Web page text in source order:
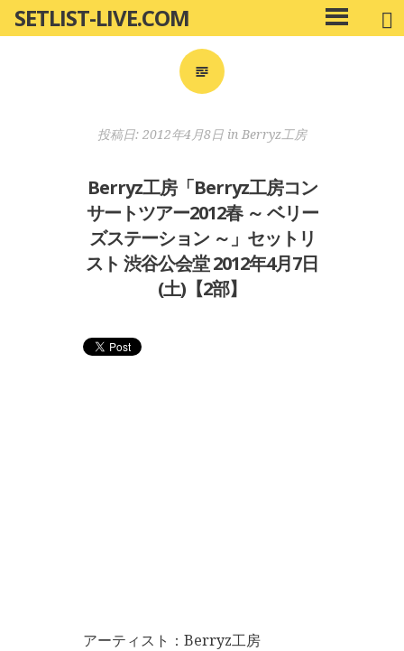
ン
SETLIST-LIVE.COM
メ
イ
投稿日: 2012年4月8日 in Berryz工房
Berryz工房「Berryz工房コン
サートツアー2012春 ～ ベリー
ズステーション ～」セットリ
スト 渋谷公会堂 2012年4月7日
(土)【2部】
アーティスト：Berryz工房